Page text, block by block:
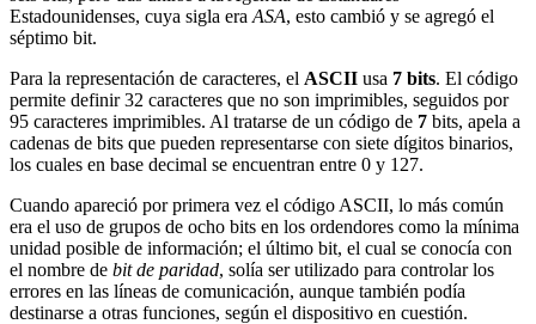
Estadounidenses, cuya sigla era ASA, esto cambió y se agregó el
séptimo bit.
Para la representación de caracteres, el ASCII usa 7 bits. El código
permite definir 32 caracteres que no son imprimibles, seguidos por
95 caracteres imprimibles. Al tratarse de un código de 7 bits, apela a
cadenas de bits que pueden representarse con siete dígitos binarios,
los cuales en base decimal se encuentran entre 0 y 127.
Cuando apareció por primera vez el código ASCII, lo más común
era el uso de grupos de ocho bits en los ordendores como la mínima
unidad posible de información; el último bit, el cual se conocía con
el nombre de bit de paridad, solía ser utilizado para controlar los
errores en las líneas de comunicación, aunque también podía
destinarse a otras funciones, según el dispositivo en cuestión.